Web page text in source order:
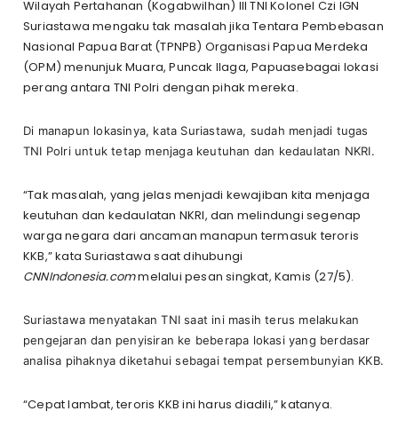
Wilayah Pertahanan (Kogabwilhan) III TNI Kolonel Czi IGN
Suriastawa mengaku tak masalah jika Tentara Pembebasan
Nasional Papua Barat (TPNPB) Organisasi Papua Merdeka
(OPM) menunjuk Muara, Puncak Ilaga, Papuasebagai lokasi
perang antara TNI Polri dengan pihak mereka.
Di manapun lokasinya, kata Suriastawa, sudah menjadi tugas
TNI Polri untuk tetap menjaga keutuhan dan kedaulatan NKRI.
“Tak masalah, yang jelas menjadi kewajiban kita menjaga
keutuhan dan kedaulatan NKRI, dan melindungi segenap
warga negara dari ancaman manapun termasuk teroris
KKB,” kata Suriastawa saat dihubungi
CNNIndonesia.commelalui pesan singkat, Kamis (27/5).
Suriastawa menyatakan TNI saat ini masih terus melakukan
pengejaran dan penyisiran ke beberapa lokasi yang berdasar
analisa pihaknya diketahui sebagai tempat persembunyian KKB.
“Cepat lambat, teroris KKB ini harus diadili,” katanya.